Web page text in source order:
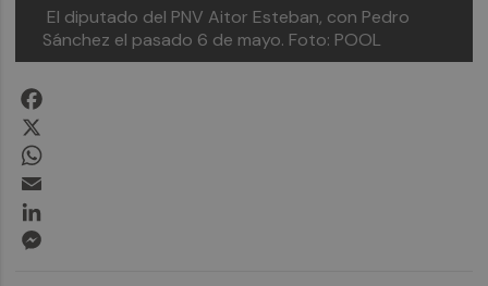
El diputado del PNV Aitor Esteban, con Pedro
Sánchez el pasado 6 de mayo. Foto: POOL